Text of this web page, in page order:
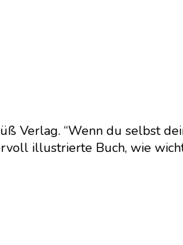
Verlag. “Wenn du selbst
illustrierte Buch, wie